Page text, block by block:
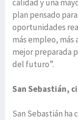
calidad y una
plan pensado
oportunidades
más empleo, más
mejor preparada
del futuro”.
San Sebastián,
San Sebastián ha